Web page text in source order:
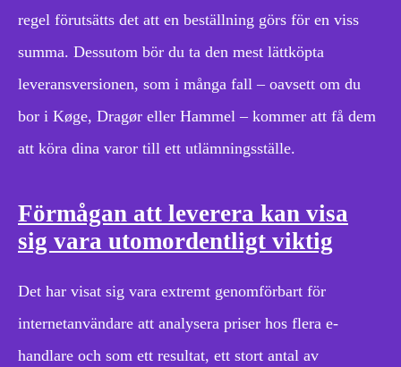
regel förutsätts det att en beställning görs för en viss
summa. Dessutom bör du ta den mest lättköpta
leveransversionen, som i många fall – oavsett om du
bor i Køge, Dragør eller Hammel – kommer att få dem
att köra dina varor till ett utlämningsställe.
Förmågan att leverera kan visa
sig vara utomordentligt viktig
Det har visat sig vara extremt genomförbart för
internetanvändare att analysera priser hos flera e-
handlare och som ett resultat, ett stort antal av